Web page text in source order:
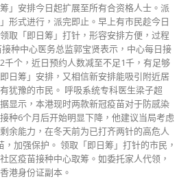
」安排今日起扩展至所有合资格人士。派
形式进行，派完即止。早上有市民趁今日
取「即日筹」打针，形容安排方便，过程
种中心医务总监郭宝贤表示，中心每日接
千个，近日预约人数减至不足1千，有足够
日筹」安排，又相信新安排能吸引附近居
犹豫的市民。 呼吸系统专科医生梁子超
显示，本港现时两款新冠疫苗对于防感染
种6个月后开始明显下降，他建议当局考虑
余能力，在冬天前为已打齐两针的高危人
，加强保护。 领取「即日筹」打针的市民，
区疫苗接种中心取筹。如委托家人代领，
港身份证副本。